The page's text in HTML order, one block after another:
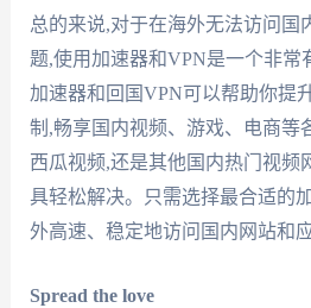
总的来说,对于在海外无法访问国
题,使用加速器和VPN是一个非常
加速器和回国VPN可以帮助你提
制,畅享国内视频、游戏、电商等
西瓜视频,还是其他国内热门视频
具轻松解决。只需选择最合适的
外高速、稳定地访问国内网站和应
Spread the love